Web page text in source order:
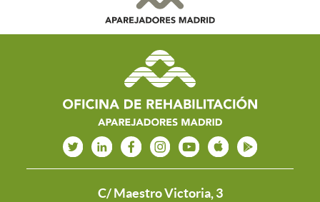
C/ Maestro Victoria, 3